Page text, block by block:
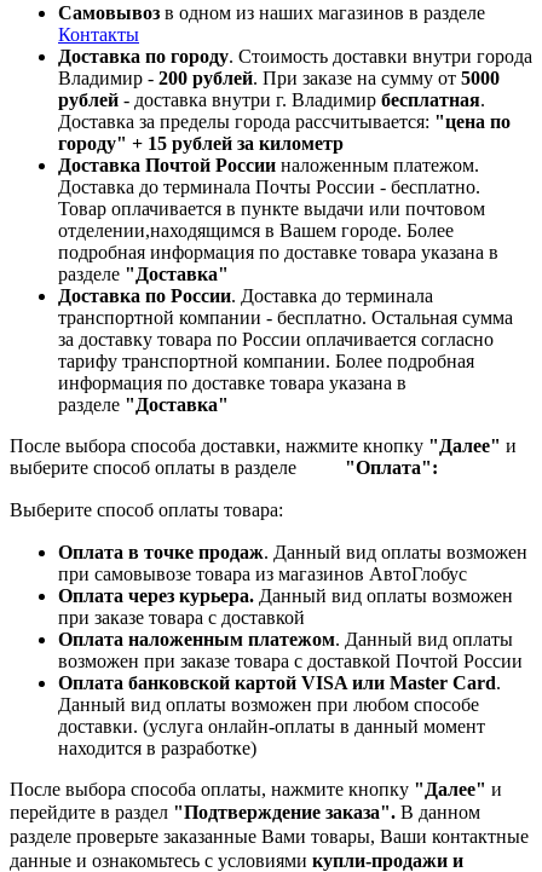
Самовывоз в одном из наших магазинов в разделе
Контакты
Доставка по городу. Стоимость доставки внутри города
Владимир - 200 рублей. При заказе на сумму от 5000
рублей - доставка внутри г. Владимир бесплатная.
Доставка за пределы города рассчитывается: "цена по
городу" + 15 рублей за километр
Доставка Почтой России наложенным платежом.
Доставка до терминала Почты России - бесплатно.
Товар оплачивается в пункте выдачи или почтовом
отделении,находящимся в Вашем городе. Более
подробная информация по доставке товара указана в
разделе "Доставка"
Доставка по России. Доставка до терминала
транспортной компании - бесплатно. Остальная сумма
за доставку товара по России оплачивается согласно
тарифу транспортной компании. Более подробная
информация по доставке товара указана в
разделе "Доставка"
После выбора способа доставки, нажмите кнопку "Далее" и
выберите способ оплаты в разделе "Оплата":
Выберите способ оплаты товара:
Оплата в точке продаж. Данный вид оплаты возможен
при самовывозе товара из магазинов АвтоГлобус
Оплата через курьера. Данный вид оплаты возможен
при заказе товара с доставкой
Оплата наложенным платежом. Данный вид оплаты
возможен при заказе товара с доставкой Почтой России
Оплата банковской картой VISA или Master Card.
Данный вид оплаты возможен при любом способе
доставки. (услуга онлайн-оплаты в данный момент
находится в разработке)
После выбора способа оплаты, нажмите кнопку "Далее" и
перейдите в раздел "Подтверждение заказа". В данном
разделе проверьте заказанные Вами товары, Ваши контактные
данные и ознакомьтесь с условиями купли-продажи и